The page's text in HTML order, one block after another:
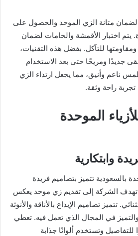
لضمان متانة الزي الموحد والحصول على
اختبار الأقمشة والخامات لضمان
للتآكل. بفضل هذه التقنيات،
ومريحًا حتى بعد الاستخدام
ناعم وأنيق، مما يجعل ارتداء الزي
راحة وثقة.
الموحدة
وابتكارية
بالسعودية تتميز بتصاميم فريدة
تهدف الشركة إلى تقديم زي موحد يعكس
تتميز تصاميم الإبداع بالأناقة والأنوثة
في المجال الذي تعمل فيه. تعطي
للتفاصيل وتستخدم ألوانًا جذابة